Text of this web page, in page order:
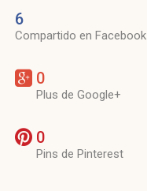
6
Compartido en Facebook
0
Plus de Google+
0
Pins de Pinterest